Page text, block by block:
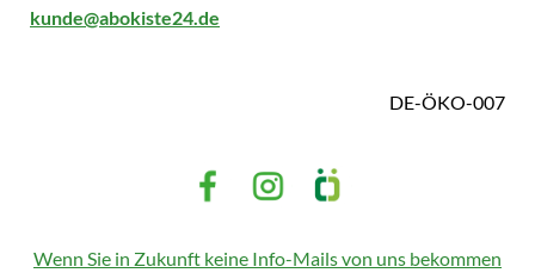
kunde@abokiste24.de
DE-ÖKO-007
Wenn Sie in Zukunft keine Info-Mails von uns bekommen